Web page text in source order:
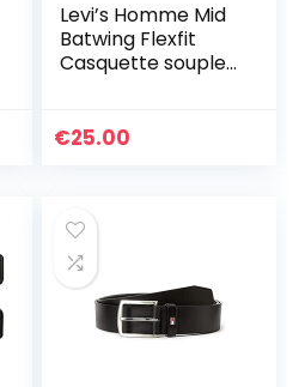
Levi’s Homme Mid
Batwing Flexfit
Casquette souple,
unique EU
€25.00